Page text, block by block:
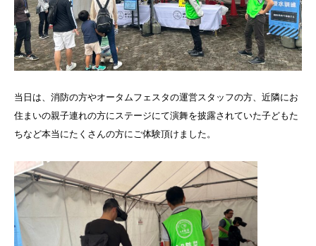
当日は、消防の方やオータムフェスタの運営スタッフの方、近隣にお
住まいの親子連れの方にステージにて演舞を披露されていた子どもた
ちなど本当にたくさんの方にご体験頂けました。